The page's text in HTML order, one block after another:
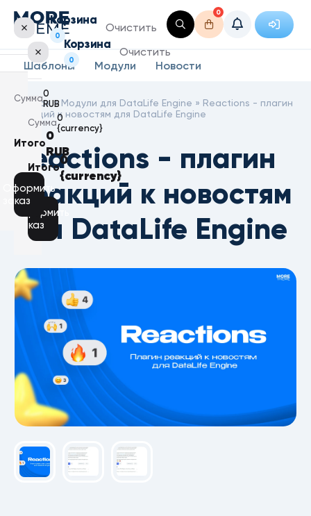
Корзина
0
Очистить
Корзина
пуста
Сумма0
RUB
Итого0
RUB
Оформить
заказ
Шаблоны Модули Новости
0
Корзина
0
Очистить
Корзина
пуста
Сумма0
{currency}
Итого0
{currency}
Оформить
заказ
Главная» Модули для DataLife Engine » Reactions - плагин
реакций к новостям для DataLife Engine
Reactions - плагин
реакций к новостям
для DataLife Engine